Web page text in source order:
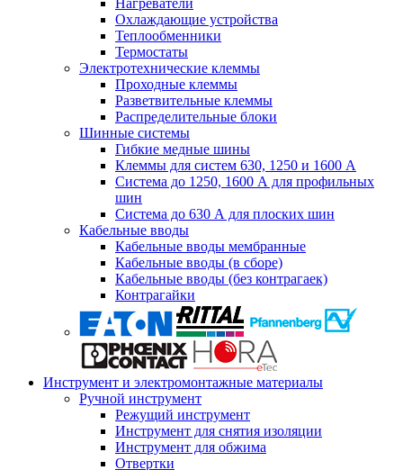
Нагреватели
Охлаждающие устройства
Теплообменники
Термостаты
Электротехнические клеммы
Проходные клеммы
Разветвительные клеммы
Распределительные блоки
Шинные системы
Гибкие медные шины
Клеммы для систем 630, 1250 и 1600 А
Система до 1250, 1600 А для профильных
шин
Система до 630 А для плоских шин
Кабельные вводы
Кабельные вводы мембранные
Кабельные вводы (в сборе)
Кабельные вводы (без контрагаек)
Контрагайки
Инструмент и электромонтажные материалы
Ручной инструмент
Режущий инструмент
Инструмент для снятия изоляции
Инструмент для обжима
Отвертки